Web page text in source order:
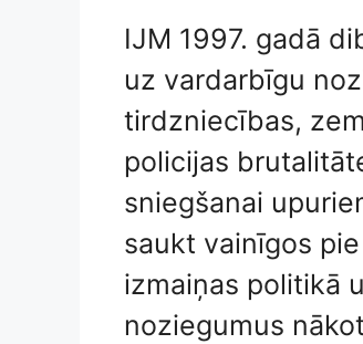
IJM 1997. gadā
uz vardarbīgu
tirdzniecības,
policijas
sniegšanai
saukt vainīgos
izmaiņas politikā
noziegumus